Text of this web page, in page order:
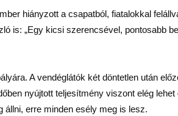
hiányzott a csapatból, fiatalokkal
is: „Egy kicsi szerencsével, pontosabb
A vendéglátók két döntetlen után
nyújtott teljesítmény viszont elég
állni, erre minden esély meg is lesz.